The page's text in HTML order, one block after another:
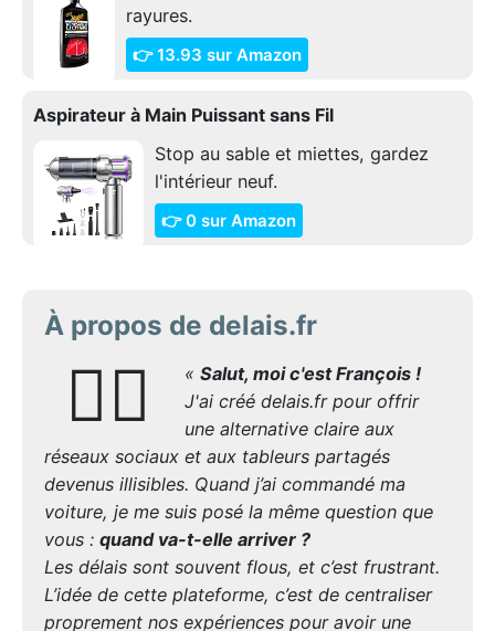
rayures.
👉 13.93 sur Amazon
Aspirateur à Main Puissant sans Fil
Stop au sable et miettes, gardez
l'intérieur neuf.
👉 0 sur Amazon
À propos de delais.fr
🙋‍♂️ « Salut, moi c'est François !
J'ai créé delais.fr pour offrir
une alternative claire aux
réseaux sociaux et aux tableurs partagés
devenus illisibles. Quand j’ai commandé ma
voiture, je me suis posé la même question que
vous : quand va-t-elle arriver ?
Les délais sont souvent flous, et c’est frustrant.
L’idée de cette plateforme, c’est de centraliser
proprement nos expériences pour avoir une